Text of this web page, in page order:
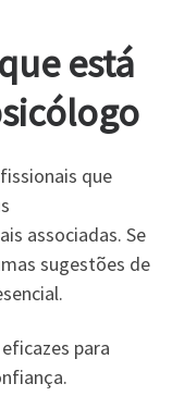
está
que
associadas. Se
sugestões de
para